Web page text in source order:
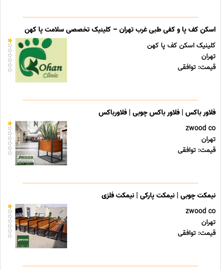
اسکن کف پا و کفی طبی غرب تهران – کلینیک تخصصی سلامت پا کهن
کلینیک اسکن کف پا کهن
تهران
قیمت: توافقی
فلاور باکس | فلاور باکس چوبی | فلاورباکس
zwood co
تهران
قیمت: توافقی
نیمکت چوبی | نیمکت پارکی | نیمکت فلزی
zwood co
تهران
قیمت: توافقی